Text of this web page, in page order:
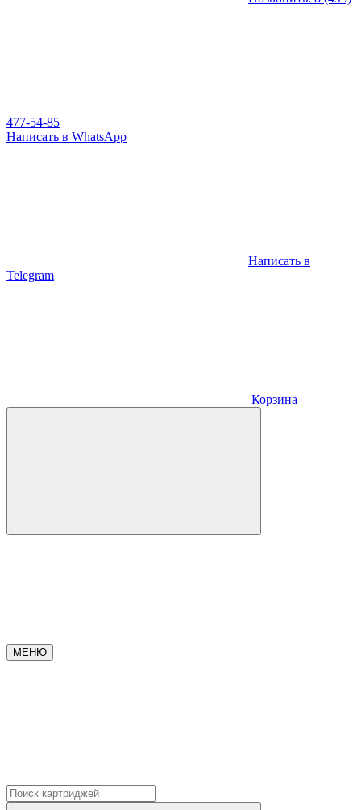
477-54-85
Написать в WhatsApp
Написать в
Telegram
Корзина
МЕНЮ